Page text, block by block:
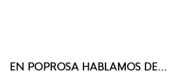
EN POPROSA HABLAMOS DE...